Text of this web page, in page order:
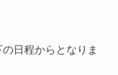
日程からとなりま